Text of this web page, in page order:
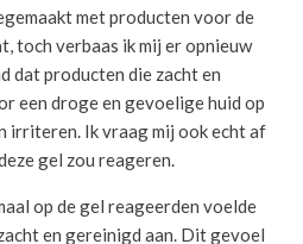
met producten voor de
toch verbaas ik mij er opnieuw
dat producten die zacht en
een droge en gevoelige huid op
irriteren. Ik vraag mij ook echt af
gel zou reageren.
op de gel reageerden voelde
en gereinigd aan. Dit gevoel